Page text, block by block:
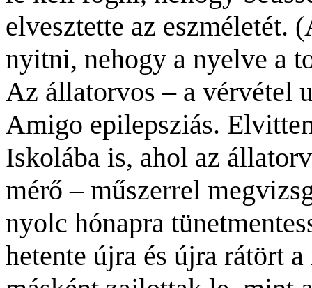
elvesztette az eszméletét.
nyitni, nehogy a nyelve a
Az állatorvos – a vérvétel
Amigo epilepsziás.
Iskolába is, ahol az
mérő – műszerrel
nyolc hónapra
hetente újra és újra rátört